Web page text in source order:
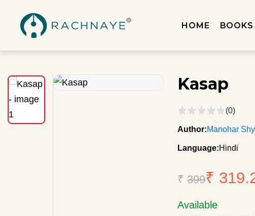
HOME BOOKS
Kasap
(0)
Author:Manohar
Language:Hindi
₹399₹
Available